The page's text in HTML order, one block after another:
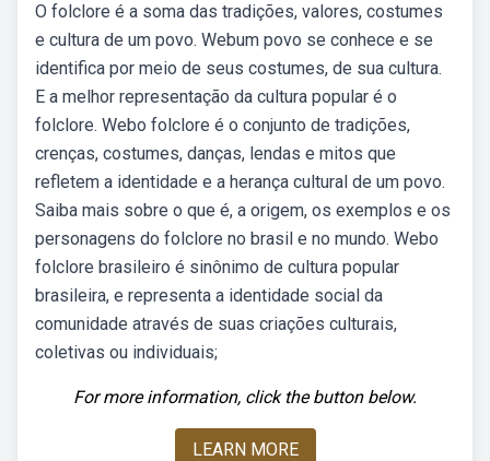
O folclore é a soma das tradições, valores, costumes
e cultura de um povo. Webum povo se conhece e se
identifica por meio de seus costumes, de sua cultura.
E a melhor representação da cultura popular é o
folclore. Webo folclore é o conjunto de tradições,
crenças, costumes, danças, lendas e mitos que
refletem a identidade e a herança cultural de um povo.
Saiba mais sobre o que é, a origem, os exemplos e os
personagens do folclore no brasil e no mundo. Webo
folclore brasileiro é sinônimo de cultura popular
brasileira, e representa a identidade social da
comunidade através de suas criações culturais,
coletivas ou individuais;
For more information, click the button below.
LEARN MORE